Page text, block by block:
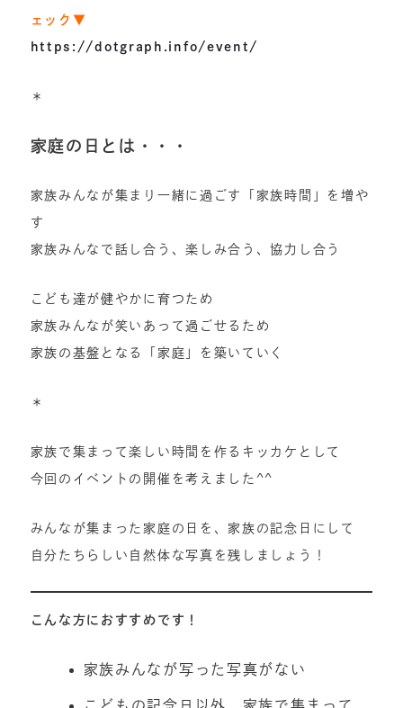
ェック▼
https://dotgraph.info/event/
＊
家庭の日とは・・・
家族みんなが集まり一緒に過ごす「家族時間」を増や
す
家族みんなで話し合う、楽しみ合う、協力し合う
こども達が健やかに育つため
家族みんなが笑いあって過ごせるため
家族の基盤となる「家庭」を築いていく
＊
家族で集まって楽しい時間を作るキッカケとして
今回のイベントの開催を考えました^^
みんなが集まった家庭の日を、家族の記念日にして
自分たちらしい自然体な写真を残しましょう！
こんな方におすすめです！
家族みんなが写った写真がない